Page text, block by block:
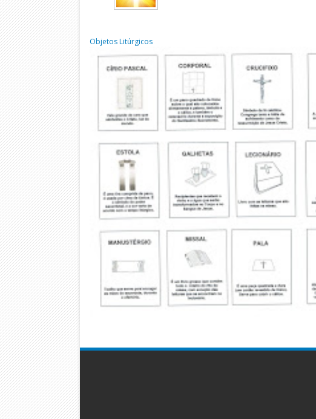
Objetos Litúrgicos